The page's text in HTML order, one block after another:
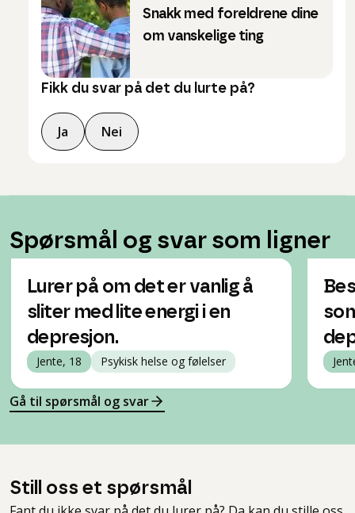
Snakk med foreldrene dine
om vanskelige ting
Fikk du svar på det du lurte på?
Ja Nei
Spørsmål og svar som ligner
Lurer på om det er vanlig å
sliter med lite energi i en
depresjon.
Jente, 18 Psykisk helse og følelser
Gå til spørsmål og svar
Still oss et spørsmål